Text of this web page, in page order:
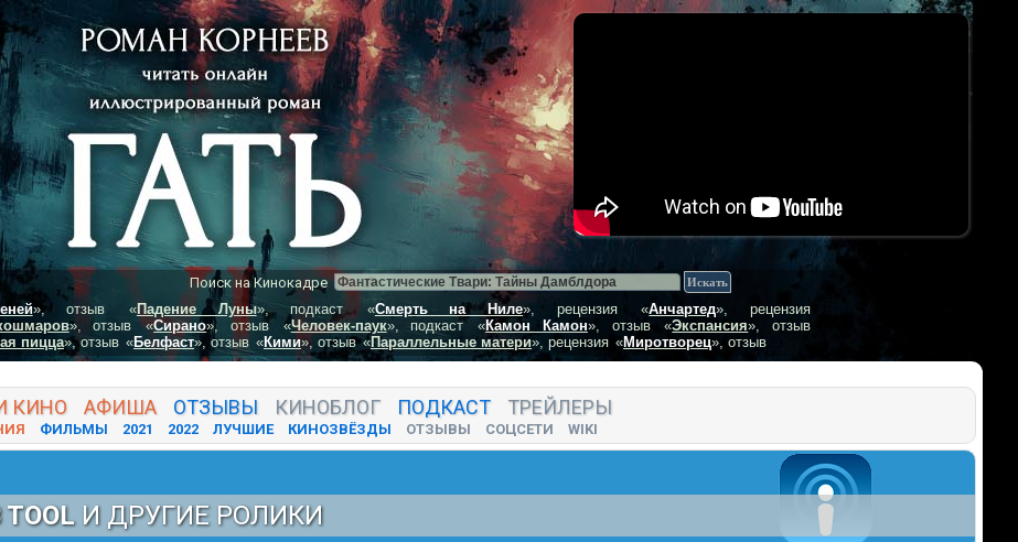
Поиск на Кинокадре
», отзыв «Падение Луны», подкаст «Смерть на Ниле», рецензия «Анчартед», рецензия
», отзыв «Сирано», отзыв «Человек-паук», подкаст «Камон Камон», отзыв «Экспансия», отзыв
пицца», отзыв «Белфаст», отзыв «Кими», отзыв «Параллельные матери», рецензия «Миротворец», отзыв
КИНО АФИША ОТЗЫВЫ КИНОБЛОГ ПОДКАСТ ТРЕЙЛЕРЫ
ФИЛЬМЫ 2021 2022 ЛУЧШИЕ КИНОЗВЁЗДЫ ОТЗЫВЫ СОЦСЕТИ WIKI
TOOL И ДРУГИЕ РОЛИКИ